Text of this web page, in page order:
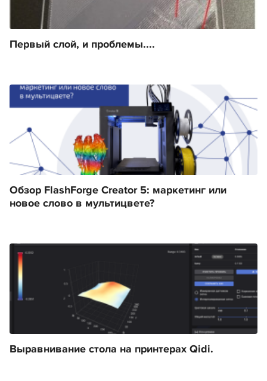
Первый слой, и проблемы....
Обзор FlashForge Creator 5: маркетинг или
новое слово в мультицвете?
Выравнивание стола на принтерах Qidi.